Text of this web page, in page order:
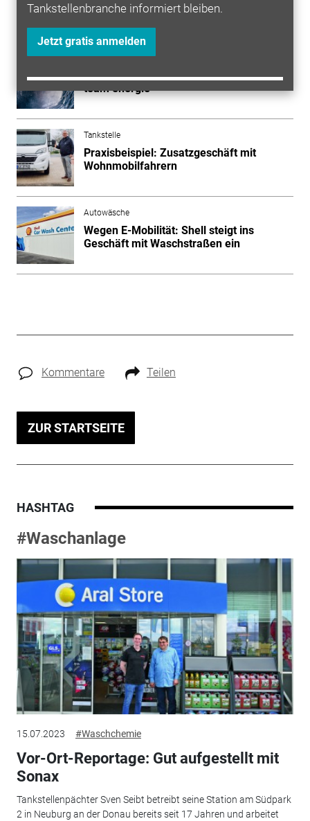
Tankstellenbranche informiert bleiben.
Jetzt gratis anmelden
Autowäsche
Umsätze steigen: Autowasch-Rekord bei
team energie
Tankstelle
Praxisbeispiel: Zusatzgeschäft mit
Wohnmobilfahrern
Autowäsche
Wegen E-Mobilität: Shell steigt ins
Geschäft mit Waschstraßen ein
Kommentare Teilen
ZUR STARTSEITE
HASHTAG
#Waschanlage
15.07.2023 #Waschchemie
Vor-Ort-Reportage: Gut aufgestellt mit
Sonax
Tankstellenpächter Sven Seibt betreibt seine Station am Südpark
2 in Neuburg an der Donau bereits seit 17 Jahren und arbeitet